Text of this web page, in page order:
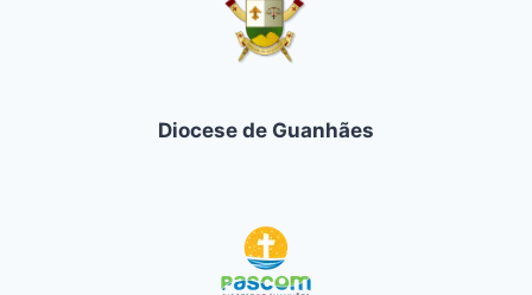
Diocese de Guanhães